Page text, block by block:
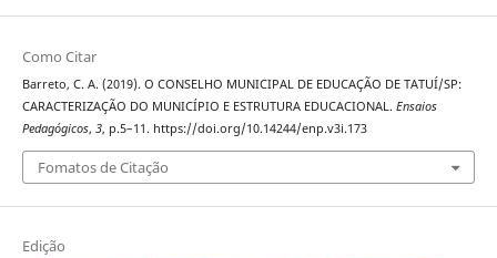
Como Citar
Barreto, C. A. (2019). O CONSELHO MUNICIPAL DE EDUCAÇÃO DE TATUÍ/SP:
CARACTERIZAÇÃO DO MUNICÍPIO E ESTRUTURA EDUCACIONAL. Ensaios
Pedagógicos, 3, p.5–11. https://doi.org/10.14244/enp.v3i.173
Fomatos de Citação
Edição